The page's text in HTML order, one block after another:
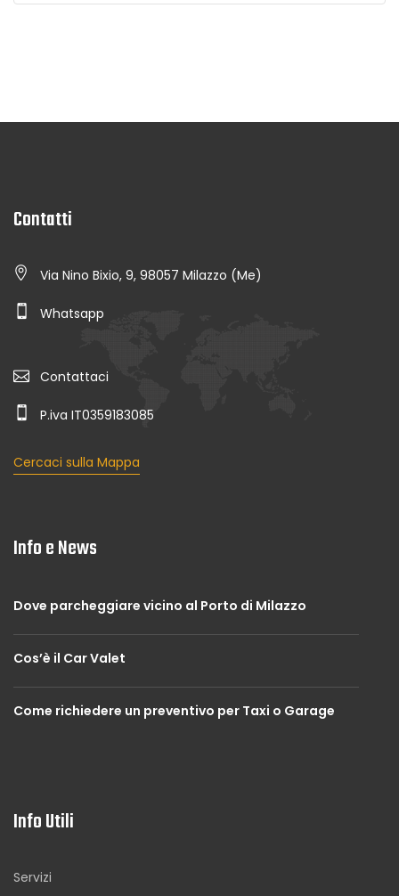
Contatti
Via Nino Bixio, 9, 98057 Milazzo (Me)
Whatsapp
Contattaci
P.iva IT0359183085
Cercaci sulla Mappa
Info e News
Dove parcheggiare vicino al Porto di Milazzo
Cos’è il Car Valet
Come richiedere un preventivo per Taxi o Garage
Info Utili
Servizi